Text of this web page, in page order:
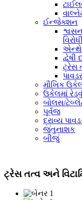
ઈન્જેક્શન
દ્વેષી
ટ્રેસ
મૌખિક
ઉકેલમાં
બોલસ/
પૂર્વજ
દ્રાવ્ય
જંતુનાશક
બીજું
ટ્રેસ તત્વ અને